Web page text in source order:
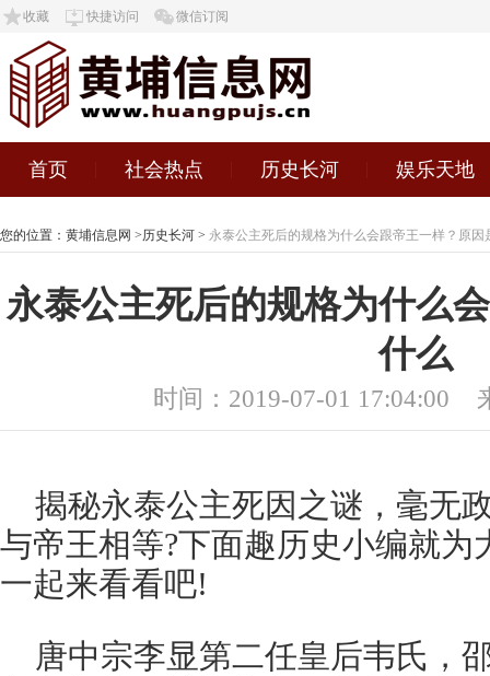
收藏 快捷访问 微信订阅
首页 社会热点 历史长河 娱乐天地
您的位置： 黄埔信息网 >历史长河 > 永泰公主死后的规格为什么会跟帝王一样？原因
永泰公主死后的规格为什么
什么
时间：2019-07-01 17:04:00
揭秘永泰公主死因之谜，毫无
与帝王相等?下面趣历史小编就为
一起来看看吧!
唐中宗李显第二任皇后韦氏，